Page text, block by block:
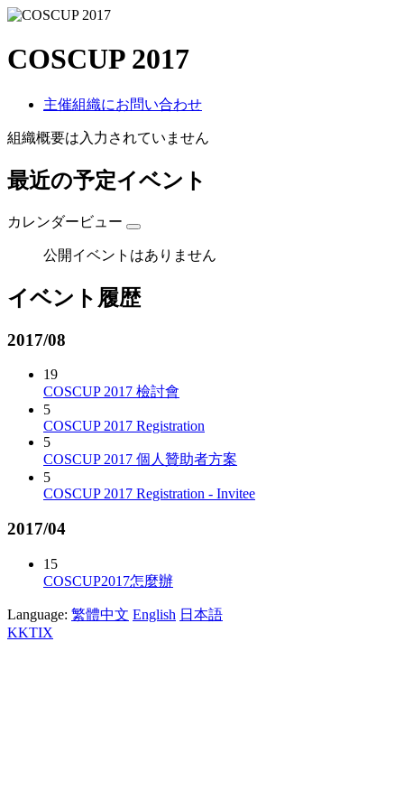
COSCUP 2017
主催組織にお問い合わせ
組織概要は入力されていません
最近の予定イベント
カレンダービュー
公開イベントはありません
イベント履歴
2017/08
19
COSCUP 2017 檢討會
5
COSCUP 2017 Registration
5
COSCUP 2017 個人贊助者方案
5
COSCUP 2017 Registration - Invitee
2017/04
15
COSCUP2017怎麼辦
Language: 繁體中文 English 日本語
KKTIX